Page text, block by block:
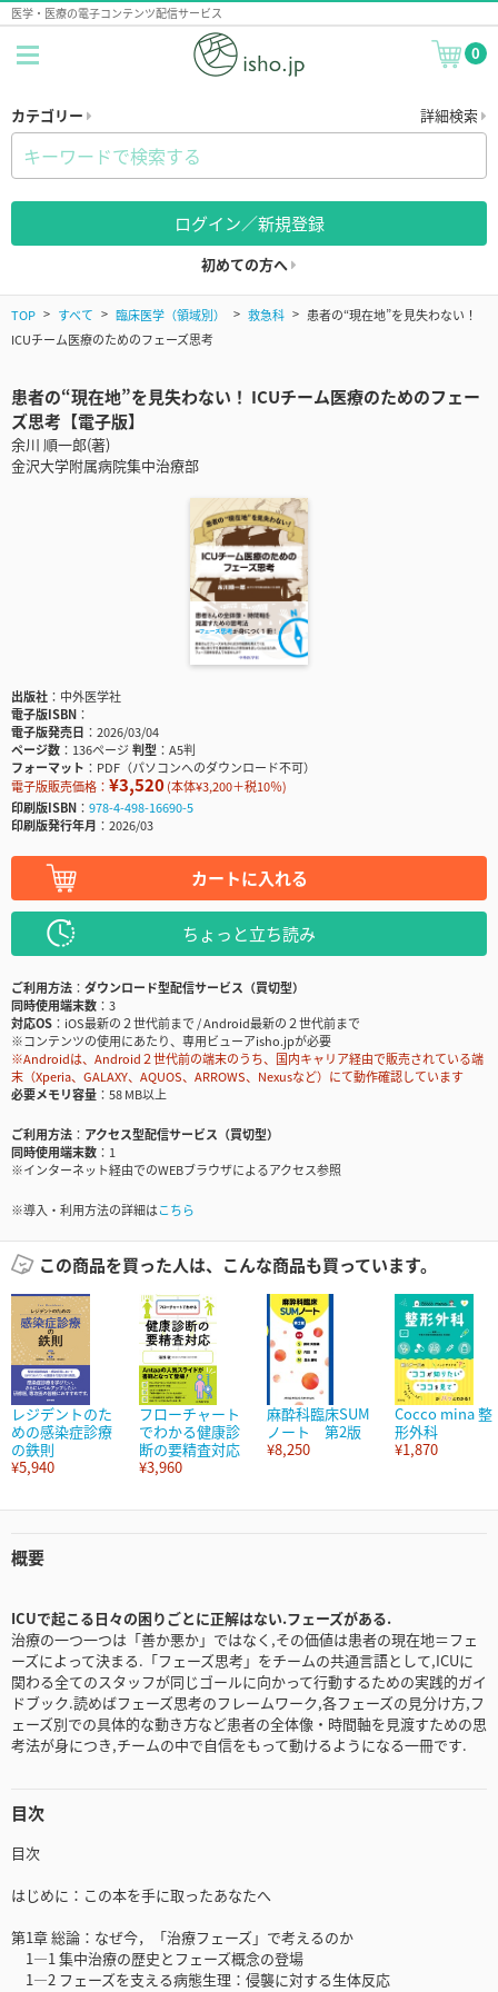
医学・医療の電子コンテンツ配信サービス
0
カテゴリー 詳細検索
ログイン／新規登録
初めての方へ
TOP すべて 臨床医学（領域別） 救急科
患者の“現在地”を見失わない！
ICUチーム医療のためのフェーズ思考
患者の“現在地”を見失わない！ ICUチーム医療のためのフェー
ズ思考【電子版】
余川 順一郎(著)
金沢大学附属病院集中治療部
出版社
中外医学社
電子版ISBN
電子版発売日
2026/03/04
ページ数
136ページ判型
A5判
フォーマット
PDF（パソコンへのダウンロード不可）
電子版販売価格： ¥3,520(本体¥3,200＋税10％)
印刷版ISBN
978-4-498-16690-5
印刷版発行年月
2026/03
カートに入れる
ちょっと立ち読み
ご利用方法
ダウンロード型配信サービス（買切型）
同時使用端末数
3
対応OS
iOS最新の２世代前まで / Android最新の２世代前まで
※コンテンツの使用にあたり、専用ビューアisho.jpが必要
※Androidは、Android２世代前の端末のうち、国内キャリア経由で販売されている端
末（Xperia、GALAXY、AQUOS、ARROWS、Nexusなど）にて動作確認しています
必要メモリ容量
58 MB以上
ご利用方法
アクセス型配信サービス（買切型）
同時使用端末数
1
※インターネット経由でのWEBブラウザによるアクセス参照
※導入・利用方法の詳細はこちら
この商品を買った人は、こんな商品も買っています。
レジデントのた
めの感染症診療
の鉄則
¥5,940
フローチャート
でわかる健康診
断の要精査対応
¥3,960
麻酔科臨床SUM
ノート 第2版
¥8,250
Cocco mina 整
形外科
¥1,870
概要
ICUで起こる日々の困りごとに正解はない.フェーズがある.
治療の一つ一つは「善か悪か」ではなく,その価値は患者の現在地＝フェ
ーズによって決まる.「フェーズ思考」をチームの共通言語として,ICUに
関わる全てのスタッフが同じゴールに向かって行動するための実践的ガイ
ドブック.読めばフェーズ思考のフレームワーク,各フェーズの見分け方,フ
ェーズ別での具体的な動き方など患者の全体像・時間軸を見渡すための思
考法が身につき,チームの中で自信をもって動けるようになる一冊です.
目次
目次
はじめに：この本を手に取ったあなたへ
第1章 総論：なぜ今，「治療フェーズ」で考えるのか
1—1 集中治療の歴史とフェーズ概念の登場
1—2 フェーズを支える病態生理：侵襲に対する生体反応